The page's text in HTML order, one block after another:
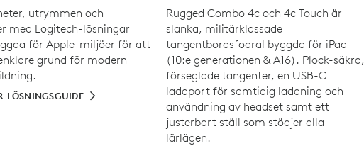
utrymmen och
med Logitech-lösningar
för Apple-miljöer för att
grund för modern
LÖSNINGSGUIDE
Rugged Combo 4c och 4c Touch är
slanka, militärklassade
tangentbordsfodral byggda för iPad
(10:e generationen & A16). Plock-säkra,
förseglade tangenter, en USB-C
laddport för samtidig laddning och
användning av headset samt ett
justerbart ställ som stödjer alla
lärlägen.